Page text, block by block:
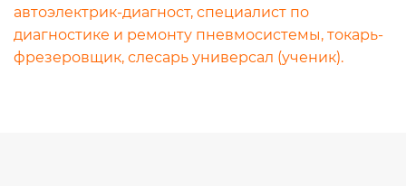
автоэлектрик-диагност, специалист по
диагностике и ремонту пневмосистемы, токарь-
фрезеровщик, слесарь универсал (ученик).